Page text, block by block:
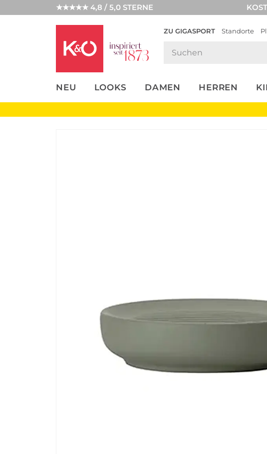
★★★★★ 4,8 / 5,0 STERNE
ZU GIGASPORT Standorte
NEU LOOKS DAMEN HERREN
UNSERE APP
CLICK &